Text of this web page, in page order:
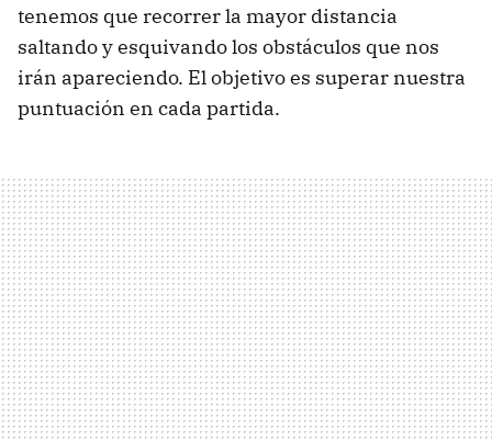
tenemos que recorrer la mayor distancia
saltando y esquivando los obstáculos que nos
irán apareciendo. El objetivo es superar nuestra
puntuación en cada partida.